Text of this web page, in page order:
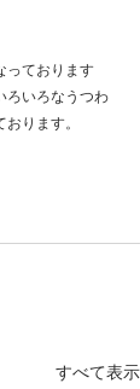
っております
ろいろなうつわ
ります。
すべて表示